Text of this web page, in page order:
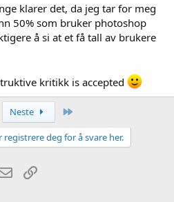
klarer det, da jeg tar for meg
50% som bruker photoshop
å si at et få tall av brukere
kritikk is accepted
Neste
registrere deg for å svare her.
E-post